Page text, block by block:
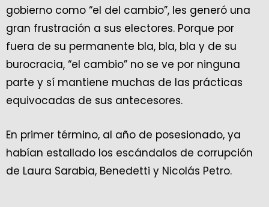
gobierno como “el del cambio”, les generó una
gran frustración a sus electores. Porque por
fuera de su permanente bla, bla, bla y de su
burocracia, “el cambio” no se ve por ninguna
parte y sí mantiene muchas de las prácticas
equivocadas de sus antecesores.
En primer término, al año de posesionado, ya
habían estallado los escándalos de corrupción
de Laura Sarabia, Benedetti y Nicolás Petro.